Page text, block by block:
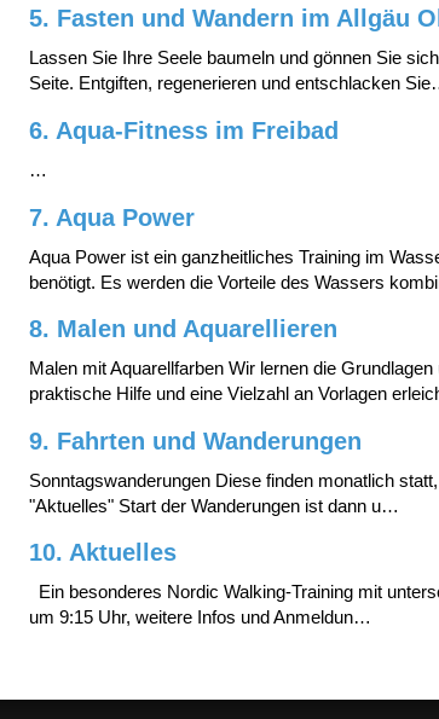
5. Fasten und Wandern im Allgäu
Lassen Sie Ihre Seele baumeln und gönnen Sie
Seite. Entgiften, regenerieren und entschlacken
6. Aqua-Fitness im Freibad
…
7. Aqua Power
Aqua Power ist ein ganzheitliches Training im
benötigt. Es werden die Vorteile des Wassers
8. Malen und Aquarellieren
Malen mit Aquarellfarben Wir lernen die
praktische Hilfe und eine Vielzahl an Vorlagen
9. Fahrten und Wanderungen
Sonntagswanderungen Diese finden monatlich
"Aktuelles" Start der Wanderungen ist dann u…
10. Aktuelles
Ein besonderes Nordic Walking-Training mit
um 9:15 Uhr, weitere Infos und Anmeldun…